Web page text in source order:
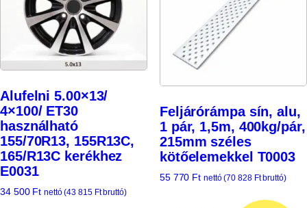
Alufelni 5.00×13/
4×100/ ET30
használható
155/70R13, 155R13C,
165/R13C kerékhez
E0031
34 500 Ft nettó (43 815 Ftbruttó)
Feljárórámpa sín, alu,
1 pár, 1,5m, 400kg/pár,
215mm széles
kötőelemekkel T0003
55 770 Ft nettó (70 828 Ftbruttó)